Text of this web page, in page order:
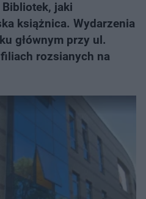
jaki
książnica. Wydarzenia
głównym przy ul.
rozsianych na